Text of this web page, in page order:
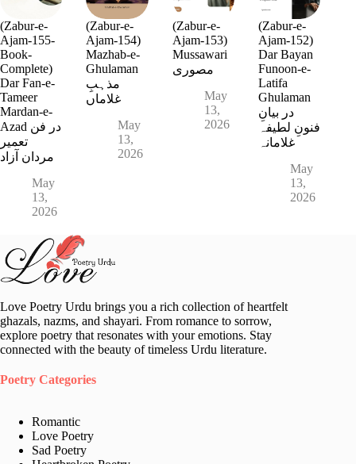
(Zabur-e-
Ajam-155-
Book-
Complete)
Dar Fan-e-
Tameer
Mardan-e-
Azad در فن
تعمیر
مردان آزاد
May
13,
2026
(Zabur-e-
Ajam-154)
Mazhab-e-
Ghulaman
مذہبِ
غلاماں
May
13,
2026
(Zabur-e-
Ajam-153)
Mussawari
مصوری
May
13,
2026
(Zabur-e-
Ajam-152)
Dar Bayan
Funoon-e-
Latifa
Ghulaman
در بیانِ
فنونِ لطیفہ
غلامانہ
May
13,
2026
Love Poetry Urdu brings you a rich collection of heartfelt
ghazals, nazms, and shayari. From romance to sorrow,
explore poetry that resonates with your emotions. Stay
connected with the beauty of timeless Urdu literature.
Poetry Categories
Romantic
Love Poetry
Sad Poetry